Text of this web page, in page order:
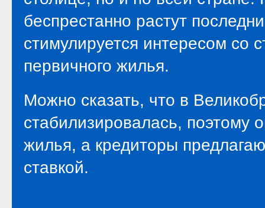
беспрестанно растут
стимулируется интересом со
первичного жилья.
Можно сказать, что в
стабилизировалась, поэтому
жилья, а кредиторы
ставкой.